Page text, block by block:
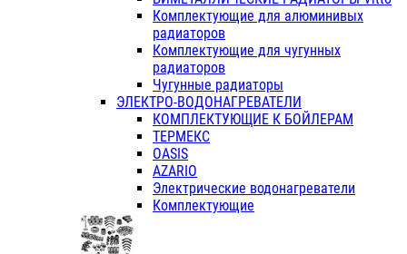
Комплектующие для алюминивых
радиаторов
Комплектующие для чугунных
радиаторов
Чугунные радиаторы
ЭЛЕКТРО-ВОДОНАГРЕВАТЕЛИ
КОМПЛЕКТУЮЩИЕ К БОЙЛЕРАМ
ТЕРМЕКС
OASIS
AZARIO
Электрические водонагреватели
Комплектующие